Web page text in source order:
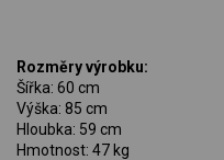
Rozměry výrobku:
Šířka: 60 cm
Výška: 85 cm
Hloubka: 59 cm
Hmotnost: 47 kg